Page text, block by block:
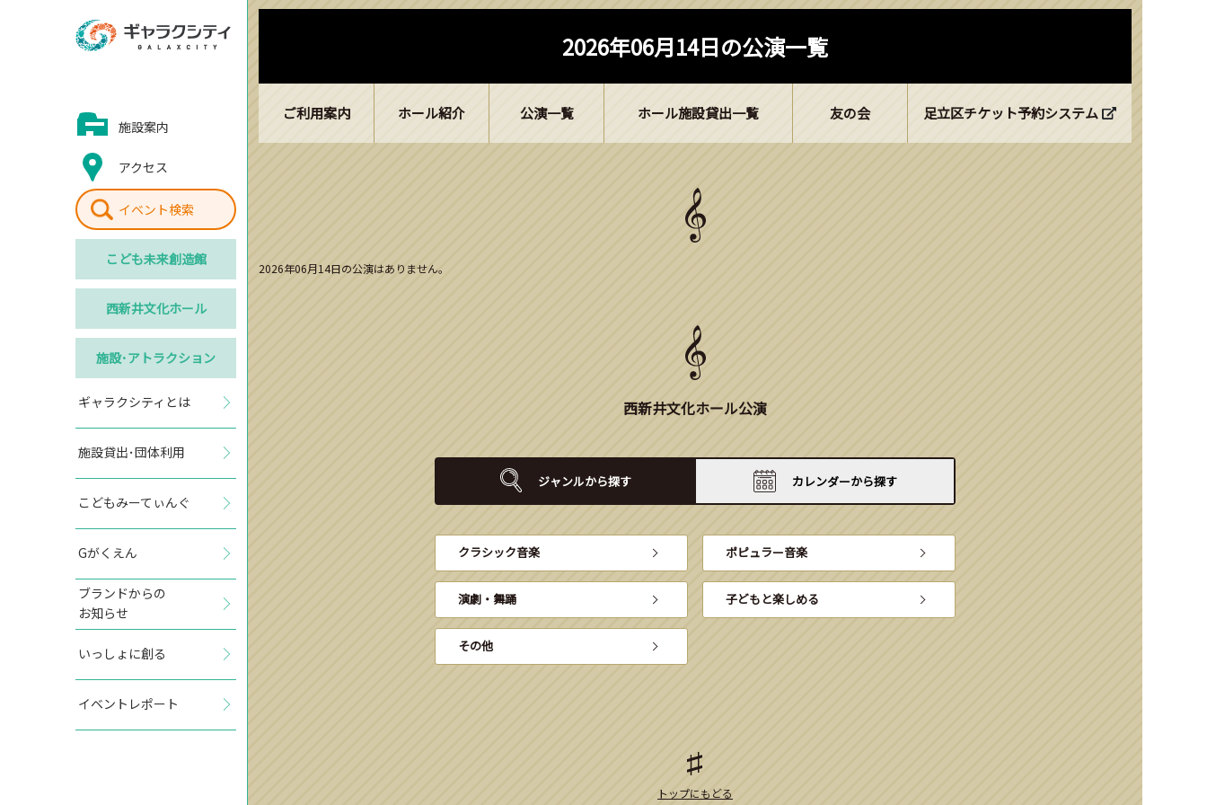
施設案内
アクセス
イベント検索
こども未来創造館
西新井文化ホール
施設･アトラクション
ギャラクシティとは
施設貸出･団体利用
こどもみーてぃんぐ
Gがくえん
ブランドからの
お知らせ
いっしょに創る
イベントレポート
2026年06月14日の公演一覧
ご利用案内 ホール紹介 公演一覧 ホール施設貸出一覧 友の会 足立区チケット予約システム
2026年06月14日の公演はありません。
西新井文化ホール公演
ジャンルから探す カレンダーから探す
クラシック音楽 ポピュラー音楽
演劇・舞踊 子どもと楽しめる
その他
トップにもどる